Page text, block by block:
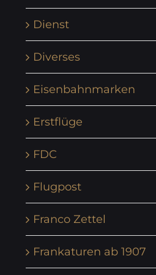
Dienst
Diverses
Eisenbahnmarken
Erstflüge
FDC
Flugpost
Franco Zettel
Frankaturen ab 1907